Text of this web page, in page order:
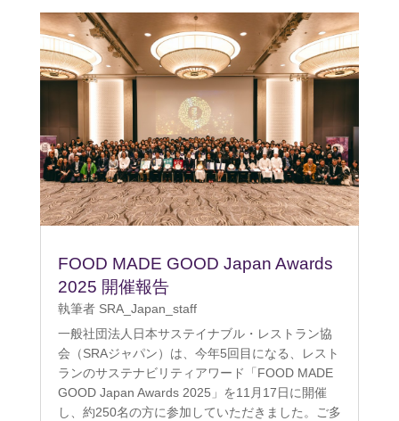
FOOD MADE GOOD Japan Awards
2025 開催報告
執筆者 SRA_Japan_staff
一般社団法人日本サステイナブル・レストラン協
会（SRAジャパン）は、今年5回目になる、レスト
ランのサステナビリティアワード「FOOD MADE
GOOD Japan Awards 2025」を11月17日に開催
し、約250名の方に参加していただきました。ご多